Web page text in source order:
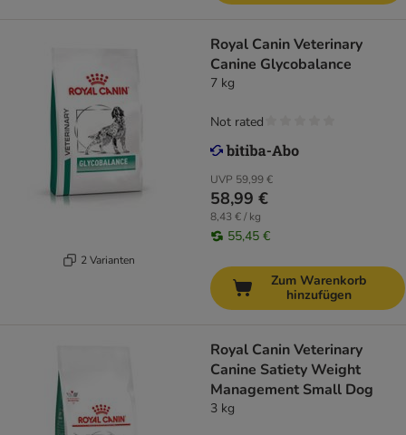
2 Varianten
Royal Canin Veterinary
Canine Glycobalance
7 kg
UVP 59,99 €
58,99 €
8,43 € / kg
55,45 €
Not rated
Zum Warenkorb
hinzufügen
Royal Canin Veterinary
Canine Satiety Weight
Management Small Dog
3 kg